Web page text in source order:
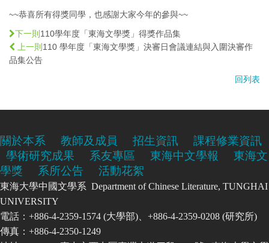
~~恭喜所有得獎同學，也感謝大家今年的參與~~
下一則 110學年度「東海文學獎」得獎作品集
上一則 110 學年度「東海文學獎」決審日會議連結與入圍決審作
品集公告
回列表
關於本系 教師及成員 招生資訊
課程修業資訊
學術研究成果
系友專區 東海中文學報
東海文
學獎
系所公告 活動花絮
東海大學中國文學系 Department of Chinese Literature, TUNGHAI
UNIVERSITY
電話：+886-4-2359-1574 (大學部)、+886-4-2359-0208 (研究所)
傳真：+886-4-2350-1249